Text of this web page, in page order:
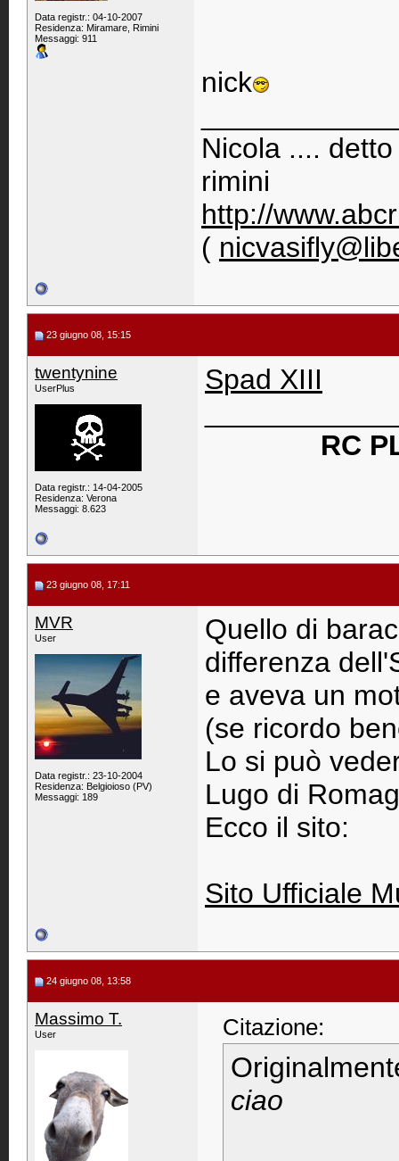
Data registr.: 04-10-2007
Residenza: Miramare, Rimini
Messaggi: 911
nick
Nicola ....
rimini
http://
(
23 giugno 08, 15:15
twentynine
UserPlus
Data registr.: 14-04-2005
Residenza: Verona
Messaggi: 8.623
Spad XIII
RC
23 giugno 08, 17:11
MVR
User
Data registr.: 23-10-2004
Residenza: Belgioioso (PV)
Messaggi: 189
Quello di
differenza
e aveva un
(se ricordo
Lo si può
Lugo di
Ecco il sito:
Sito Ufficiale
24 giugno 08, 13:58
Massimo T.
User Citazione:
ciao